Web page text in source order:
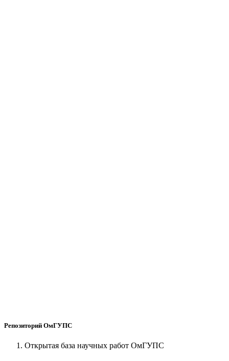
Репозиторий ОмГУПС
Открытая база научных работ ОмГУПС